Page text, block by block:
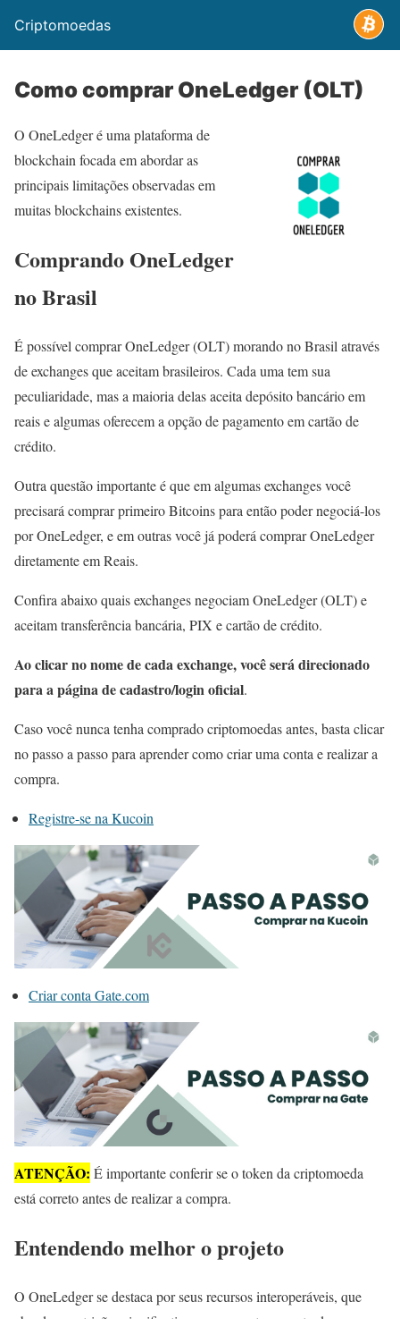
Criptomoedas
Como comprar OneLedger (OLT)
O OneLedger é uma plataforma de
blockchain focada em abordar as
principais limitações observadas em
muitas blockchains existentes.
Comprando OneLedger
no Brasil
É possível comprar OneLedger (OLT) morando no Brasil através
de exchanges que aceitam brasileiros. Cada uma tem sua
peculiaridade, mas a maioria delas aceita depósito bancário em
reais e algumas oferecem a opção de pagamento em cartão de
crédito.
Outra questão importante é que em algumas exchanges você
precisará comprar primeiro Bitcoins para então poder negociá-los
por OneLedger, e em outras você já poderá comprar OneLedger
diretamente em Reais.
Confira abaixo quais exchanges negociam OneLedger (OLT) e
aceitam transferência bancária, PIX e cartão de crédito.
Ao clicar no nome de cada exchange, você será direcionado
para a página de cadastro/login oficial.
Caso você nunca tenha comprado criptomoedas antes, basta clicar
no passo a passo para aprender como criar uma conta e realizar a
compra.
Registre-se na Kucoin
Criar conta Gate.com
ATENÇÃO: É importante conferir se o token da criptomoeda
está correto antes de realizar a compra.
Entendendo melhor o projeto
O OneLedger se destaca por seus recursos interoperáveis, que